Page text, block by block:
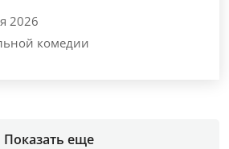
2026
комедии
Показать еще